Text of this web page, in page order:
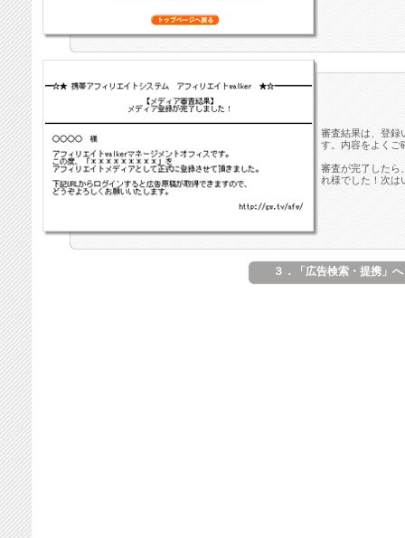
審査結果は、登録
す。内容をよくご
審査が完了したら
れ様でした！次は
３．「広告検索・提携」へ